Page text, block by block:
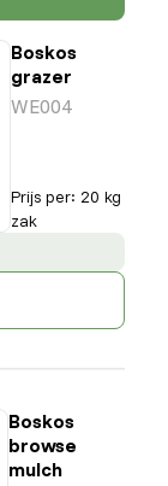
Boskos
grazer
WE004
Prijs per: 20 kg
zak
Boskos
browse
mulch